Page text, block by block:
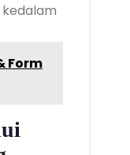
Form